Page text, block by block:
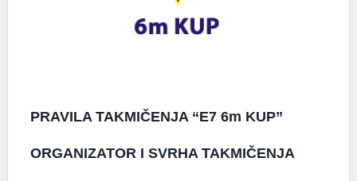
PRAVILA TAKMIČENJA “E7 6m KUP”
ORGANIZATOR I SVRHA TAKMIČENJA